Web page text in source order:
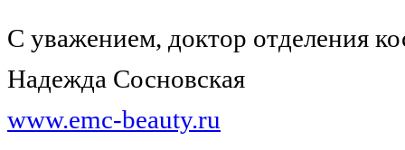
С уважением, доктор отделения
Надежда Сосновская
www.emc-beauty.ru